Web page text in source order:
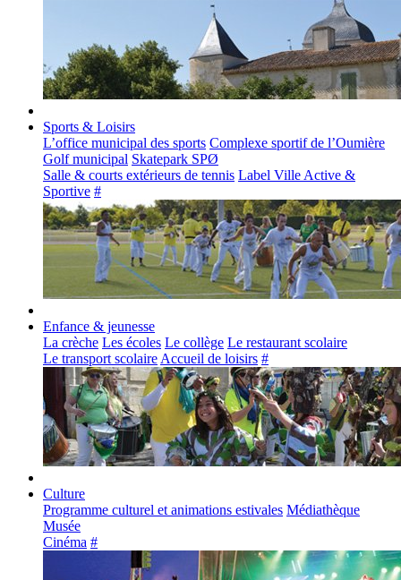
Sports & Loisirs
L’office municipal des sports Complexe sportif de l’Oumière
Golf municipal Skatepark SPØ
Salle & courts extérieurs de tennis Label Ville Active &
Sportive #
Enfance & jeunesse
La crèche Les écoles Le collège Le restaurant scolaire
Le transport scolaire Accueil de loisirs #
Culture
Programme culturel et animations estivales Médiathèque
Musée
Cinéma #